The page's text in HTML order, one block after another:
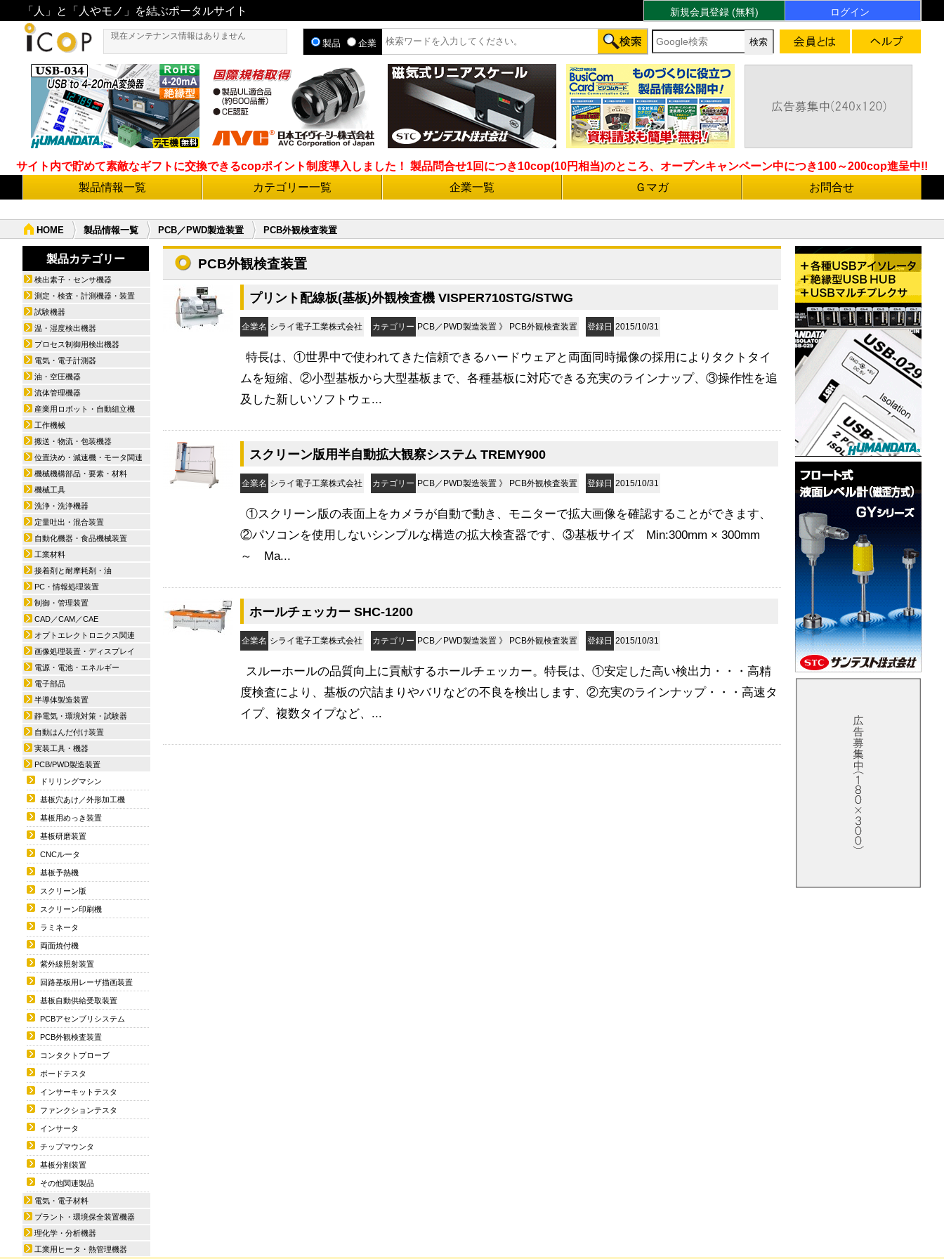
「人」と「人やモノ」を結ぶポータルサイト ログイン
新規会員登録 (無料)
現在メンテナンス情報はありません
製品 企業
サイト内で貯めて素敵なギフトに交換できるcopポイント制度導入しました！ 製品問合せ1回につき10cop(10円相当)のところ、オープンキャンペーン中につき100～200cop進呈中!!
製品情報一覧
カテゴリー一覧 企業一覧 Ｇマガ お問合せ
HOME 製品情報一覧 PCB／PWD製造装置 PCB外観検査装置
PCB外観検査装置
プリント配線板(基板)外観検査機 VISPER710STG/STWG
企業名 シライ電子工業株式会社 カテゴリー PCB／PWD製造装置 》 PCB外観検査装置 登録日 2015/10/31
特長は、①世界中で使われてきた信頼できるハードウェアと両面同時撮像の採用によりタクトタイ
ムを短縮、②小型基板から大型基板まで、各種基板に対応できる充実のラインナップ、③操作性を追
及した新しいソフトウェ...
スクリーン版用半自動拡大観察システム TREMY900
企業名 シライ電子工業株式会社 カテゴリー PCB／PWD製造装置 》 PCB外観検査装置 登録日 2015/10/31
①スクリーン版の表面上をカメラが自動で動き、モニターで拡大画像を確認することができます、
②パソコンを使用しないシンプルな構造の拡大検査器です、③基板サイズ Min:300mm × 300mm
～ Ma...
ホールチェッカー SHC-1200
企業名 シライ電子工業株式会社 カテゴリー PCB／PWD製造装置 》 PCB外観検査装置 登録日 2015/10/31
スルーホールの品質向上に貢献するホールチェッカー。特長は、①安定した高い検出力・・・高精
度検査により、基板の穴詰まりやバリなどの不良を検出します、②充実のラインナップ・・・高速タ
イプ、複数タイプなど、...
製品カテゴリー
検出素子・センサ機器
測定・検査・計測機器・装置
試験機器
温・湿度検出機器
プロセス制御用検出機器
電気・電子計測器
油・空圧機器
流体管理機器
産業用ロボット・自動組立機
工作機械
搬送・物流・包装機器
位置決め・減速機・モータ関連
機械機構部品・要素・材料
機械工具
洗浄・洗浄機器
定量吐出・混合装置
自動化機器・食品機械装置
工業材料
接着剤と耐摩耗剤・油
PC・情報処理装置
制御・管理装置
CAD／CAM／CAE
オプトエレクトロニクス関連
画像処理装置・ディスプレイ
電源・電池・エネルギー
電子部品
半導体製造装置
静電気・環境対策・試験器
自動はんだ付け装置
実装工具・機器
PCB/PWD製造装置
ドリリングマシン
基板穴あけ／外形加工機
基板用めっき装置
基板研磨装置
CNCルータ
基板予熱機
スクリーン版
スクリーン印刷機
ラミネータ
両面焼付機
紫外線照射装置
回路基板用レーザ描画装置
基板自動供給受取装置
PCBアセンブリシステム
PCB外観検査装置
コンタクトプローブ
ボードテスタ
インサーキットテスタ
ファンクションテスタ
インサータ
チップマウンタ
基板分割装置
その他関連製品
電気・電子材料
プラント・環境保全装置機器
理化学・分析機器
工業用ヒータ・熱管理機器